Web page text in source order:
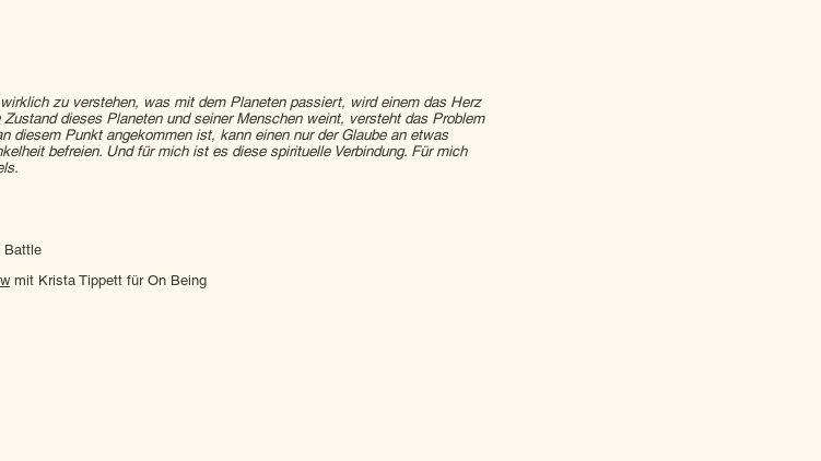
zu verstehen, was mit dem Planeten passiert, wird einem das Herz
Zustand dieses Planeten und seiner Menschen weint, versteht das Problem
diesem Punkt angekommen ist, kann einen nur der Glaube an etwas
befreien. Und für mich ist es diese spirituelle Verbindung. Für mich
Battle
mit Krista Tippett für On Being